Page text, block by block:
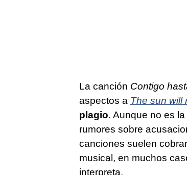
La canción Contigo
aspectos a The sun will
plagio. Aunque no es
rumores sobre
canciones suelen
musical, en muchos
interpreta.